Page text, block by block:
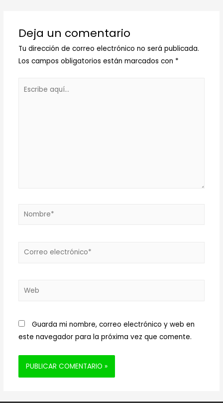
Deja un comentario
Tu dirección de correo electrónico no será publicada.
Los campos obligatorios están marcados con *
Nombre*
Correo
Web
Guarda mi nombre, correo electrónico y web en
este navegador para la próxima vez que comente.